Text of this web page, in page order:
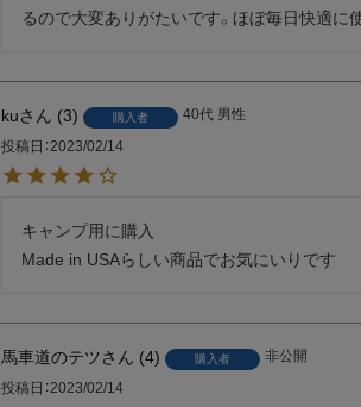
るので大変ありがたいです。ほぼ毎日快適に
ku 3 購入者 40代 男性
投稿日 2023/02/14
キャンプ用に購入
Made in USAらしい商品でお気にいりです
馬車道のテツ 4 購入者
非公開
投稿日 2023/02/14